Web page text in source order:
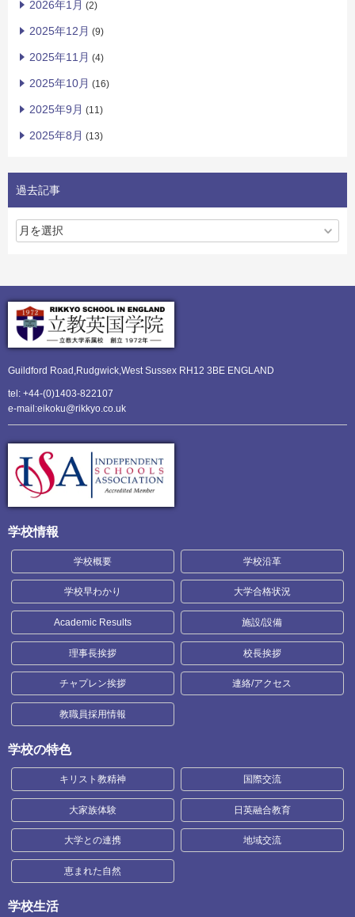
2026年1月 (2)
2025年12月 (9)
2025年11月 (4)
2025年10月 (16)
2025年9月 (11)
2025年8月 (13)
過去記事
Guildford Road,Rudgwick,West Sussex RH12 3BE ENGLAND
tel: +44-(0)1403-822107
e-mail:eikoku@rikkyo.co.uk
学校情報
学校概要 学校沿革
学校早わかり 大学合格状況
Academic Results 施設/設備
理事長挨拶 校長挨拶
チャプレン挨拶 連絡/アクセス
教職員採用情報
学校の特色
キリスト教精神 国際交流
大家族体験 日英融合教育
大学との連携 地域交流
恵まれた自然
学校生活